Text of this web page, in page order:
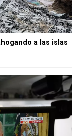
a las islas